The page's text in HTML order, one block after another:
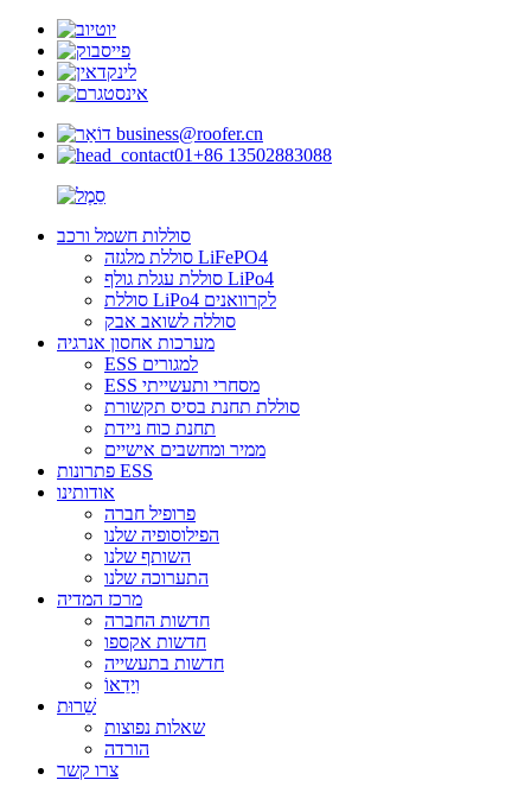
business@roofer.cn
+86 13502883088
סוללות חשמל ורכב
סוללת מלגזה LiFePO4
סוללת עגלת גולף LiPo4
סוללת LiPo4 לקרוואנים
סוללה לשואב אבק
מערכות אחסון אנרגיה
ESS למגורים
ESS מסחרי ותעשייתי
סוללת תחנת בסיס תקשורת
תחנת כוח ניידת
ממיר ומחשבים אישיים
פתרונות ESS
אודותינו
פרופיל חברה
הפילוסופיה שלנו
השותף שלנו
התערוכה שלנו
מרכז המדיה
חדשות החברה
חדשות אקספו
חדשות בתעשייה
וִידֵאוֹ
שֵׁרוּת
שאלות נפוצות
הורדה
צרו קשר